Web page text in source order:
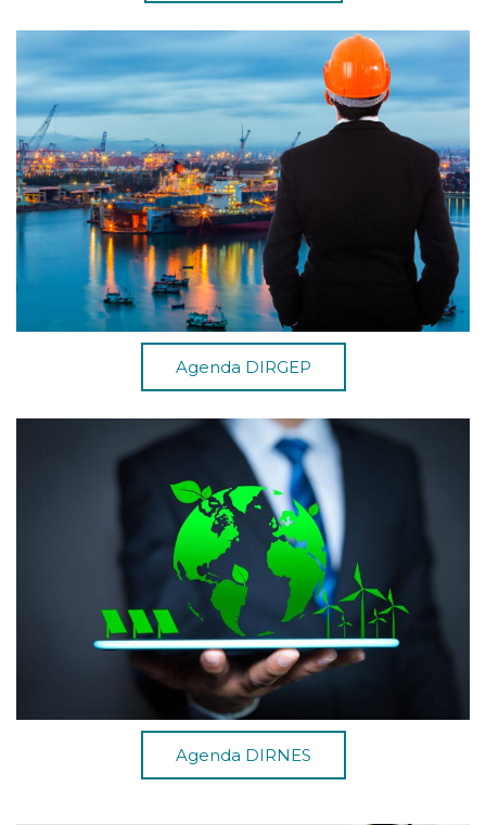
Agenda DIRGEP
Agenda DIRNES